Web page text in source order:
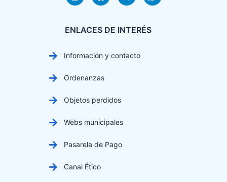
ENLACES DE INTERÉS
Información y contacto
Ordenanzas
Objetos perdidos
Webs municipales
Pasarela de Pago
Canal Ético